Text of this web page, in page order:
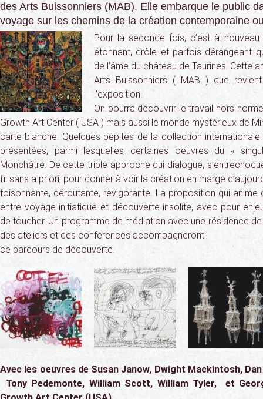
des Arts Buissonniers (MAB). Elle embarque le public
voyage sur les chemins de la création contemporaine
Pour la seconde fois, c’est à nouveau
étonnant, drôle et parfois dérangeant
de l’âme du château de Taurines. Cette
Arts Buissonniers ( MAB ) que
l’exposition.
On pourra découvrir le travail hors
Growth Art Center ( USA ) mais aussi le monde mystérieux de
carte blanche. Quelques pépites de la collection
présentées, parmi lesquelles certaines oeuvres du «
Monchâtre. De cette triple approche qui dialogue,
fil sans a priori, pour donner à voir la création en marge
foisonnante, déroutante, revigorante. La proposition qui
entre voyage initiatique et découverte insolite, avec pour enjeu
de toucher. Un programme de médiation avec une résidence
des ateliers et des conférences accompagneront
ce parcours de découverte.
Avec les oeuvres de Susan Janow, Dwight Mackintosh,
Tony Pedemonte, William Scott, William Tyler, et